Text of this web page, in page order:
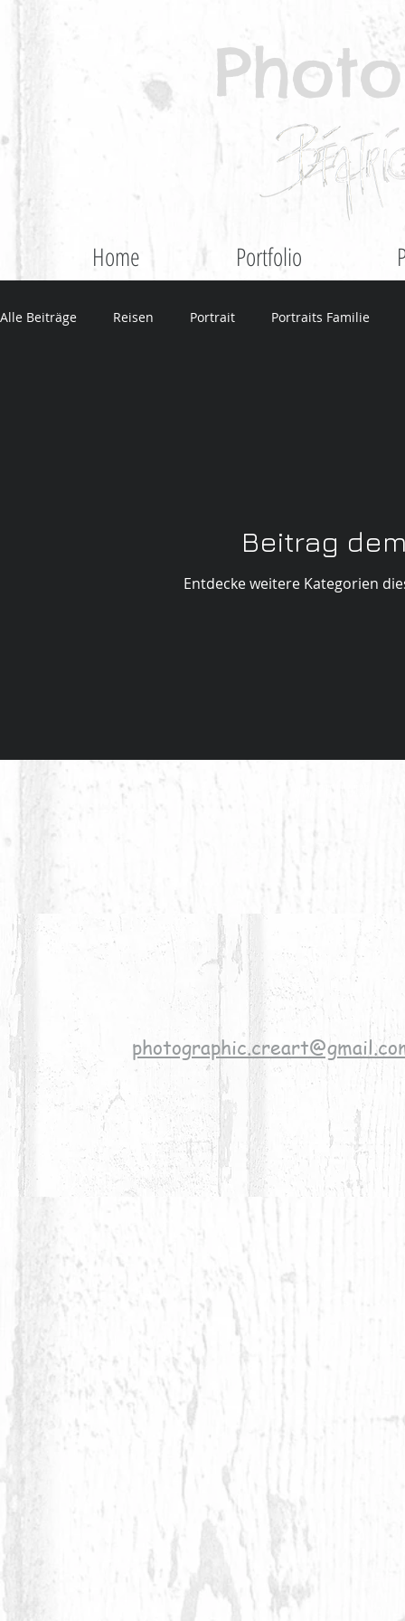
Home Portfolio
Alle Beiträge Reisen Portrait Portraits Familie
Beitrag
Entdecke weitere Kategorien